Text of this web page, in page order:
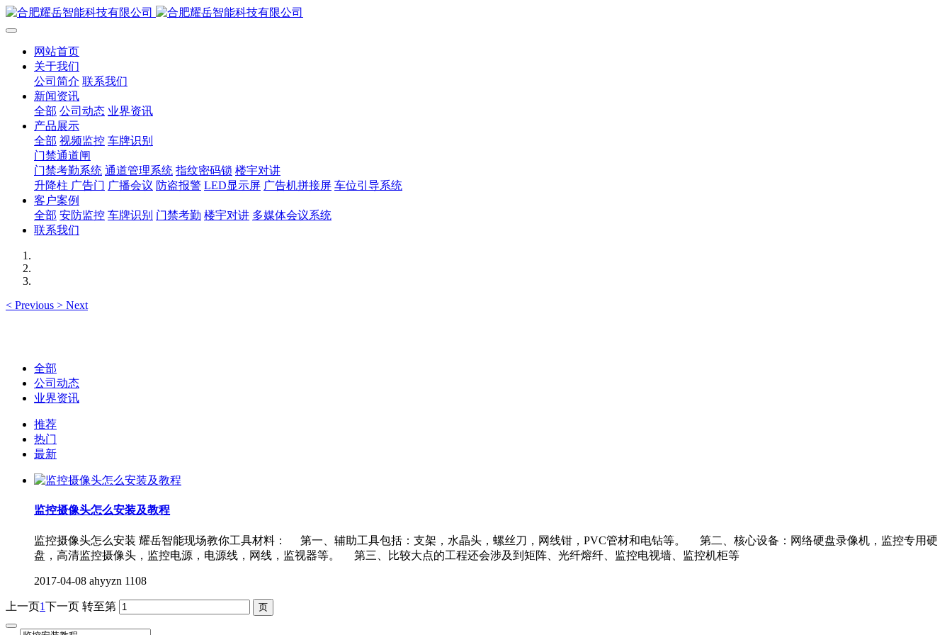
网站首页
关于我们
公司简介 联系我们
新闻资讯
全部 公司动态 业界资讯
产品展示
全部 视频监控 车牌识别
门禁通道闸
门禁考勤系统 通道管理系统 指纹密码锁 楼宇对讲
升降柱 广告门 广播会议 防盗报警 LED显示屏 广告机拼接屏 车位引导系统
客户案例
全部 安防监控 车牌识别 门禁考勤 楼宇对讲 多媒体会议系统
联系我们
< Previous > Next
全部
公司动态
业界资讯
推荐
热门
最新
监控摄像头怎么安装及教程
监控摄像头怎么安装 耀岳智能现场教你工具材料： 第一、辅助工具包括：支架，水晶头，螺丝刀，网线钳，PVC管材和电钻等。 第二、核心设备：网络硬盘录像机，监控专用硬
盘，高清监控摄像头，监控电源，电源线，网线，监视器等。 第三、比较大点的工程还会涉及到矩阵、光纤熔纤、监控电视墙、监控机柜等
2017-04-08 ahyyzn 1108
上一页1下一页 转至第